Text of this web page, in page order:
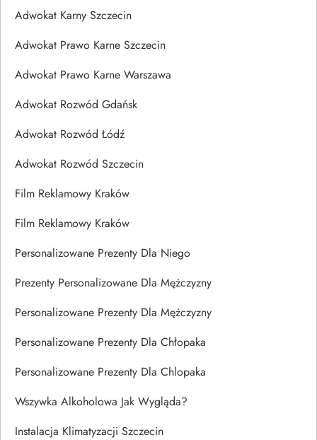
Adwokat Karny Szczecin
Adwokat Prawo Karne Szczecin
Adwokat Prawo Karne Warszawa
Adwokat Rozwód Gdańsk
Adwokat Rozwód Łódź
Adwokat Rozwód Szczecin
Film Reklamowy Kraków
Film Reklamowy Kraków
Personalizowane Prezenty Dla Niego
Prezenty Personalizowane Dla Mężczyzny
Personalizowane Prezenty Dla Mężczyzny
Personalizowane Prezenty Dla Chłopaka
Personalizowane Prezenty Dla Chlopaka
Wszywka Alkoholowa Jak Wygląda?
Instalacja Klimatyzacji Szczecin